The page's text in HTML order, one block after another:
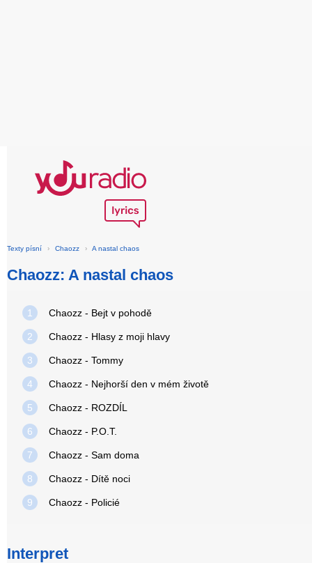
Texty písní › Chaozz › A nastal chaos
Chaozz: A nastal chaos
1 Chaozz - Bejt v pohodě
2 Chaozz - Hlasy z moji hlavy
3 Chaozz - Tommy
4 Chaozz - Nejhorší den v mém životě
5 Chaozz - ROZDÍL
6 Chaozz - P.O.T.
7 Chaozz - Sam doma
8 Chaozz - Dítě noci
9 Chaozz - Policié
Interpret